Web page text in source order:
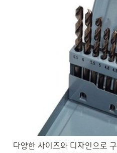
다양한 사이즈와 디자인으로